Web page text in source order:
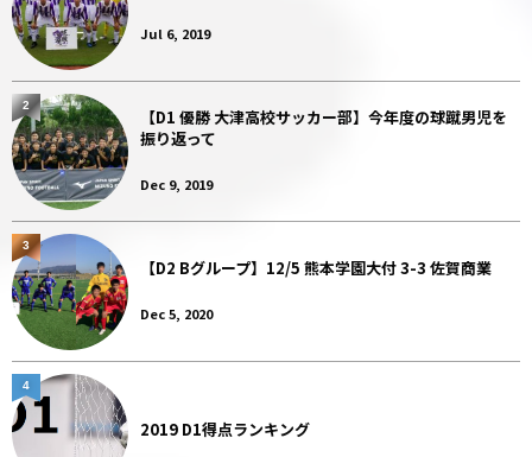
Jul 6, 2019
【D1 優勝 大津高校サッカー部】今年度の球蹴男児を
振り返って
Dec 9, 2019
2
【D2 Bグループ】12/5 熊本学園大付 3-3 佐賀商業
Dec 5, 2020
3
2019 D1得点ランキング
4